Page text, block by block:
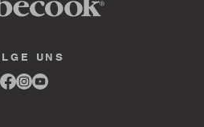
UNS
Link
to
Link
to
Link